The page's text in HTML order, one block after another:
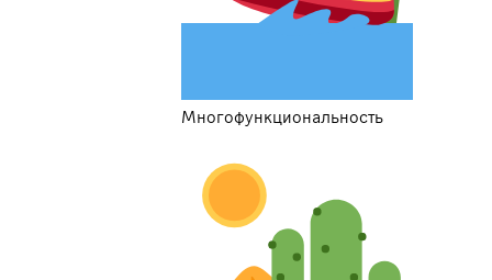
Многофункциональность